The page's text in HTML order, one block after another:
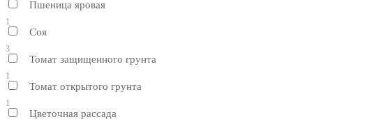
Пшеница яровая
1
Соя
3
Томат защищенного грунта
1
Томат открытого грунта
1
Цветочная рассада